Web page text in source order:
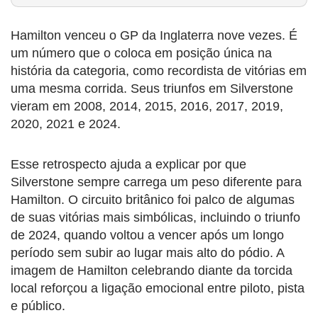
Hamilton venceu o GP da Inglaterra nove vezes. É
um número que o coloca em posição única na
história da categoria, como recordista de vitórias em
uma mesma corrida. Seus triunfos em Silverstone
vieram em 2008, 2014, 2015, 2016, 2017, 2019,
2020, 2021 e 2024.
Esse retrospecto ajuda a explicar por que
Silverstone sempre carrega um peso diferente para
Hamilton. O circuito britânico foi palco de algumas
de suas vitórias mais simbólicas, incluindo o triunfo
de 2024, quando voltou a vencer após um longo
período sem subir ao lugar mais alto do pódio. A
imagem de Hamilton celebrando diante da torcida
local reforçou a ligação emocional entre piloto, pista
e público.